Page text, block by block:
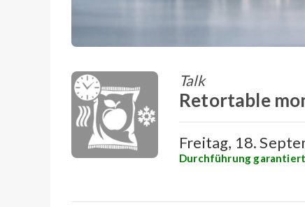
Talk
Retortable
Freitag, 18.
Durchführung